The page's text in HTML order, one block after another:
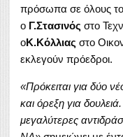
πρόσωπα σε όλους
ο Γ.Στασινός στο
οΚ.Κόλλιας στο
εκλεγούν πρόεδροι.
«Πρόκειται για δύο
και όρεξη για
μεγαλύτερες